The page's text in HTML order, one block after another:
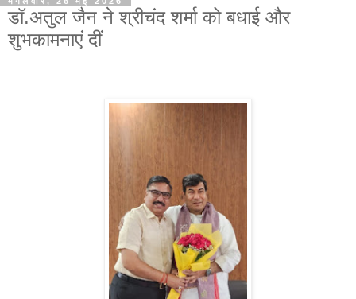
डॉ.अतुल जैन ने श्रीचंद शर्मा को बधाई और
शुभकामनाएं दीं